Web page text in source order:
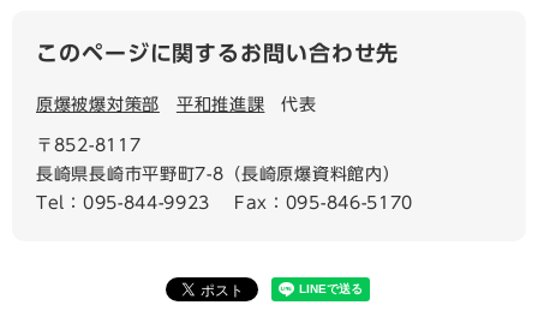
このページに関するお問い合わせ先
原爆被爆対策部 平和推進課 代表
〒852-8117
長崎県長崎市平野町7-8（長崎原爆資料館内）
Tel：095-844-9923
Fax：095-846-5170